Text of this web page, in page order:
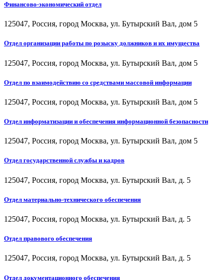
Финансово-экономический отдел
125047, Россия, город Москва, ул. Бутырский Вал, дом 5
Отдел организации работы по розыску должников и их имущества
125047, Россия, город Москва, ул. Бутырский Вал, дом 5
Отдел по взаимодействию со средствами массовой информации
125047, Россия, город Москва, ул. Бутырский Вал, дом 5
Отдел информатизации и обеспечения информационной безопасности
125047, Россия, город Москва, ул. Бутырский Вал, дом 5
Отдел государственной службы и кадров
125047, Россия, город Москва, ул. Бутырский Вал, д. 5
Отдел материально-технического обеспечения
125047, Россия, город Москва, ул. Бутырский Вал, д. 5
Отдел правового обеспечения
125047, Россия, город Москва, ул. Бутырский Вал, д. 5
Отдел документационного обеспечения